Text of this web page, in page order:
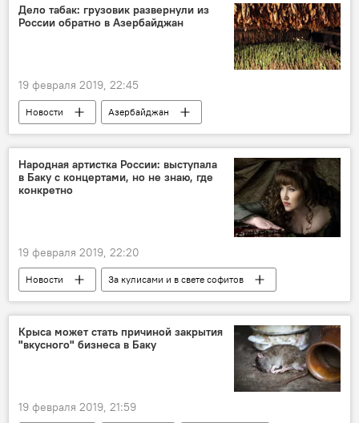
Дело табак: грузовик развернули из
России обратно в Азербайджан
19 февраля 2019, 22:45
Новости
Азербайджан
Происшествия
ЖИЗНЬ
Россия
Народная артистка России: выступала
в Баку с концертами, но не знаю, где
конкретно
19 февраля 2019, 22:20
Новости
За кулисами и в свете софитов
Азербайджан
Культура
ЖИЗНЬ
Крыса может стать причиной закрытия
"вкусного" бизнеса в Баку
19 февраля 2019, 21:59